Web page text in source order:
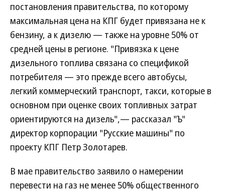
постановления правительства, по которому
максимальная цена на КПГ будет привязана не к
бензину, а к дизелю — также на уровне 50% от
средней цены в регионе. "Привязка к цене
дизельного топлива связана со спецификой
потребителя — это прежде всего автобусы,
легкий коммерческий транспорт, такси, которые в
основном при оценке своих топливных затрат
ориентируются на дизель",— рассказал "Ъ"
директор корпорации "Русские машины" по
проекту КПГ Петр Золотарев.
В мае правительство заявило о намерении
перевести на газ не менее 50% общественного